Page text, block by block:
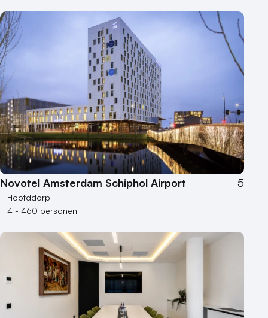
Industriële locatie
Kasteel en landgoed
Kleine / intieme locatie
Locaties aan zee
Museum
Theater
Varende locatie
Novotel Amsterdam Schiphol Airport 5
Hoofddorp
4 - 460 personen